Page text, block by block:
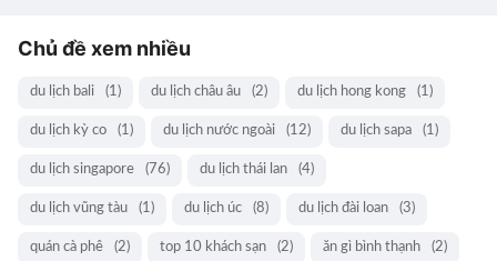
Chủ đề xem nhiều
du lịch bali (1) du lịch châu âu (2) du lịch hong kong (1)
du lịch kỳ co (1) du lịch nước ngoài (12) du lịch sapa (1)
du lịch singapore (76) du lịch thái lan (4)
du lịch vũng tàu (1) du lịch úc (8) du lịch đài loan (3)
quán cà phê (2) top 10 khách sạn (2) ăn gì bình thạnh (2)